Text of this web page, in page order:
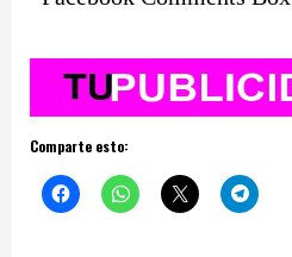
Comparte esto: